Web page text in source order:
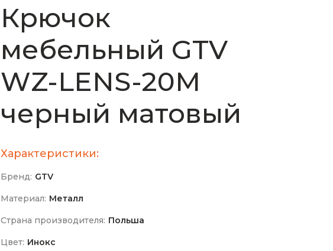
Крючок
мебельный GTV
WZ-LENS-20M
черный матовый
Характеристики:
Бренд: GTV
Материал: Металл
Страна производителя: Польша
Цвет: Инокс